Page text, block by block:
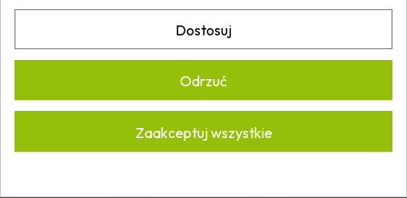
AkceptujęPolitykę prywatności. *
ARTECH ARKADIUSZ WASILUK
Dostosuj
Odrzuć
Zaakceptuj wszystkie